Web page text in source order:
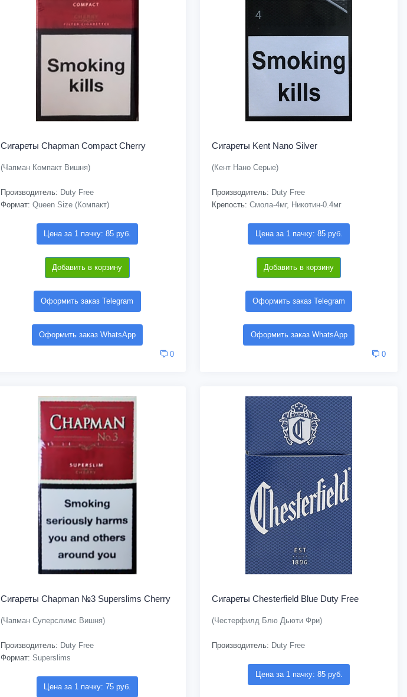
Сигареты Chapman Compact Cherry
(Чапман Компакт Вишня)
Производитель: Duty Free
Формат: Queen Size (Компакт)
Цена за 1 пачку: 85 руб.
Добавить в корзину
Оформить заказ Telegram
Оформить заказ WhatsApp
0
Сигареты Kent Nano Silver
(Кент Нано Серые)
Производитель: Duty Free
Крепость: Смола-4мг, Никотин-0.4мг
Цена за 1 пачку: 85 руб.
Добавить в корзину
Оформить заказ Telegram
Оформить заказ WhatsApp
0
Сигареты Chapman №3 Superslims Cherry
(Чапман Суперслимс Вишня)
Производитель: Duty Free
Формат: Superslims
Цена за 1 пачку: 75 руб.
Сигареты Chesterfield Blue Duty Free
(Честерфилд Блю Дьюти Фри)
Производитель: Duty Free
Цена за 1 пачку: 85 руб.